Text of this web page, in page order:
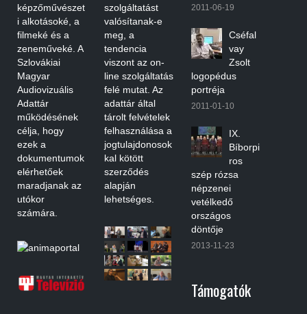
képzőművészet
i alkotásoké, a
filmeké és a
zeneműveké. A
Szlovákiai
Magyar
Audiovizuális
Adattár
működésének
célja, hogy
ezek a
dokumentumok
elérhetőek
maradjanak az
utókor
számára.
szolgáltatást
valósítanak-e
meg, a
tendencia
viszont az on-
line szolgáltatás
felé mutat. Az
adattár által
tárolt felvételek
felhasználása a
jogtulajdonosok
kal kötött
szerződés
alapján
lehetséges.
2011-06-19
Cséfal
vay
Zsolt
logopédus
portréja
2011-01-10
IX.
Bíborpi
ros
szép rózsa
népzenei
vetélkedő
országos
döntője
2013-11-23
Támogatók